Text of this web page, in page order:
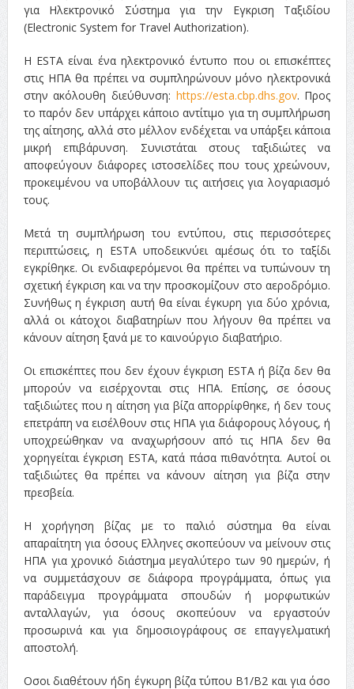
για Ηλεκτρονικό Σύστημα για την Εγκριση Ταξιδίου
(Electronic System for Travel Authorization).
Η ESTA είναι ένα ηλεκτρονικό έντυπο που οι επισκέπτες
στις ΗΠΑ θα πρέπει να συμπληρώνουν μόνο ηλεκτρονικά
στην ακόλουθη διεύθυνση: https://esta.cbp.dhs.gov. Προς
το παρόν δεν υπάρχει κάποιο αντίτιμο για τη συμπλήρωση
της αίτησης, αλλά στο μέλλον ενδέχεται να υπάρξει κάποια
μικρή επιβάρυνση. Συνιστάται στους ταξιδιώτες να
αποφεύγουν διάφορες ιστοσελίδες που τους χρεώνουν,
προκειμένου να υποβάλλουν τις αιτήσεις για λογαριασμό
τους.
Μετά τη συμπλήρωση του εντύπου, στις περισσότερες
περιπτώσεις, η ESTA υποδεικνύει αμέσως ότι το ταξίδι
εγκρίθηκε. Οι ενδιαφερόμενοι θα πρέπει να τυπώνουν τη
σχετική έγκριση και να την προσκομίζουν στο αεροδρόμιο.
Συνήθως η έγκριση αυτή θα είναι έγκυρη για δύο χρόνια,
αλλά οι κάτοχοι διαβατηρίων που λήγουν θα πρέπει να
κάνουν αίτηση ξανά με το καινούργιο διαβατήριο.
Οι επισκέπτες που δεν έχουν έγκριση ESTA ή βίζα δεν θα
μπορούν να εισέρχονται στις ΗΠΑ. Επίσης, σε όσους
ταξιδιώτες που η αίτηση για βίζα απορρίφθηκε, ή δεν τους
επετράπη να εισέλθουν στις ΗΠΑ για διάφορους λόγους, ή
υποχρεώθηκαν να αναχωρήσουν από τις ΗΠΑ δεν θα
χορηγείται έγκριση ESTA, κατά πάσα πιθανότητα. Αυτοί οι
ταξιδιώτες θα πρέπει να κάνουν αίτηση για βίζα στην
πρεσβεία.
Η χορήγηση βίζας με το παλιό σύστημα θα είναι
απαραίτητη για όσους Ελληνες σκοπεύουν να μείνουν στις
ΗΠΑ για χρονικό διάστημα μεγαλύτερο των 90 ημερών, ή
να συμμετάσχουν σε διάφορα προγράμματα, όπως για
παράδειγμα προγράμματα σπουδών ή μορφωτικών
ανταλλαγών, για όσους σκοπεύουν να εργαστούν
προσωρινά και για δημοσιογράφους σε επαγγελματική
αποστολή.
Οσοι διαθέτουν ήδη έγκυρη βίζα τύπου Β1/Β2 και για όσο